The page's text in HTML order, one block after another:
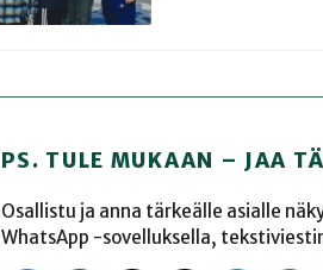
PS. TULE MUKAAN – JAA
Osallistu ja anna tärkeälle asialle
WhatsApp -sovelluksella,